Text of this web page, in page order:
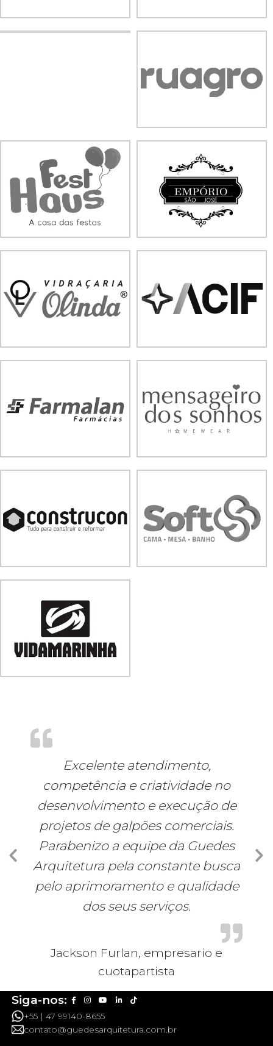
excelência, dentro do prazo
estipulado e considerando todos
os conceitos do padrão de
qualidade imposto pela marca.
Parabéns, só temos a agradecer.
Lissiane Tavares, Cinépolis Architect
of Brazil
Excelente atendimento,
competência e criatividade no
desenvolvimento e execução de
projetos de galpões comerciais.
Parabenizo a equipe da Guedes
Arquitetura pela constante busca
pelo aprimoramento e qualidade
dos seus serviços.
Jackson Furlan, empresario e
cuotapartista
Siga-nos:
+55 | 47 99140-8655
contato@guedesarquitetura.com.br